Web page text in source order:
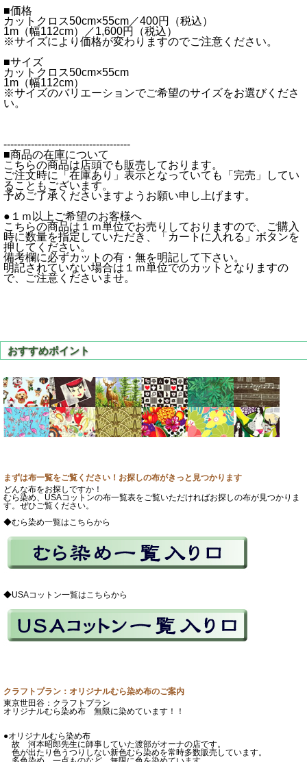
■価格
カットクロス50cm×55cm／400円（税込）
1m（幅112cm）／1,600円（税込）
※サイズにより価格が変わりますのでご注意ください。
■サイズ
カットクロス50cm×55cm
1m（幅112cm）
※サイズのバリエーションでご希望のサイズをお選びくださ
い。
-------------------------------------
■商品の在庫について
こちらの商品は店頭でも販売しております。
ご注文時に「在庫あり」表示となっていても「完売」してい
ることもございます。
予めご了承くださいますようお願い申し上げます。
●１ｍ以上ご希望のお客様へ
こちらの商品は１ｍ単位でお売りしておりますので、ご購入
時に数量を指定していただき、「カートに入れる」ボタンを
押してください。
備考欄に必ずカットの有・無を明記して下さい。
明記されていない場合は１ｍ単位でのカットとなりますの
で、ご注意くださいませ。
まずは布一覧をご覧ください！お探しの布がきっと見つかります
どんな布をお探しですか！
むら染め、USAコットンの布一覧表をご覧いただければお探しの布が見つかりま
す。ぜひご覧ください。
◆むら染め一覧はこちらから
◆USAコットン一覧はこちらから
クラフトプラン：オリジナルむら染め布のご案内
東京世田谷：クラフトプラン
オリジナルむら染め布 無限に染めています！！
●オリジナルむら染め布
故 河本昭郎先生に師事していた渡部がオーナの店です。
色が出たり色うつりしない新色むら染めを常時多数販売しています。